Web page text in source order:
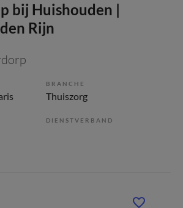
bij Huishouden |
Rijn
BRANCHE
Thuiszorg
DIENSTVERBAND